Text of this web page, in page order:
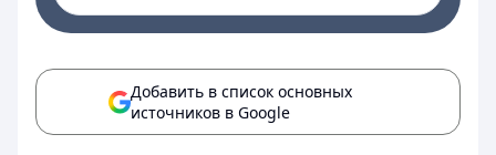
Добавить в список основных
источников в Google